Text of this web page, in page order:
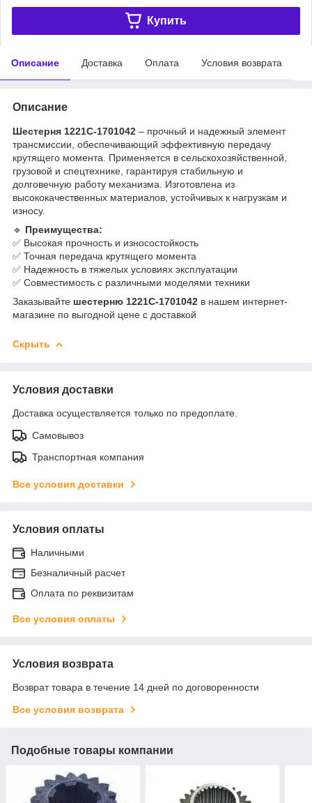
Купить
Описание Доставка Оплата Условия возврата
Описание
Шестерня 1221С-1701042 – прочный и надежный элемент
трансмиссии, обеспечивающий эффективную передачу
крутящего момента. Применяется в сельскохозяйственной,
грузовой и спецтехнике, гарантируя стабильную и
долговечную работу механизма. Изготовлена из
высококачественных материалов, устойчивых к нагрузкам и
износу.
🔹 Преимущества:
✅ Высокая прочность и износостойкость
✅ Точная передача крутящего момента
✅ Надежность в тяжелых условиях эксплуатации
✅ Совместимость с различными моделями техники
Заказывайте шестерню 1221С-1701042 в нашем интернет-
магазине по выгодной цене с доставкой
Скрыть
Условия доставки
Доставка осуществляется только по предоплате.
Самовывоз
Транспортная компания
Все условия доставки
Условия оплаты
Наличными
Безналичный расчет
Оплата по реквизитам
Все условия оплаты
Условия возврата
Возврат товара в течение 14 дней по договоренности
Все условия возврата
Подобные товары компании